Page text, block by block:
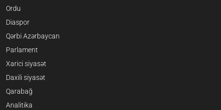
Ordu
Diaspor
Qərbi Azərbaycan
Parlament
Xarici siyasət
Daxili siyasət
Qarabağ
Analitika